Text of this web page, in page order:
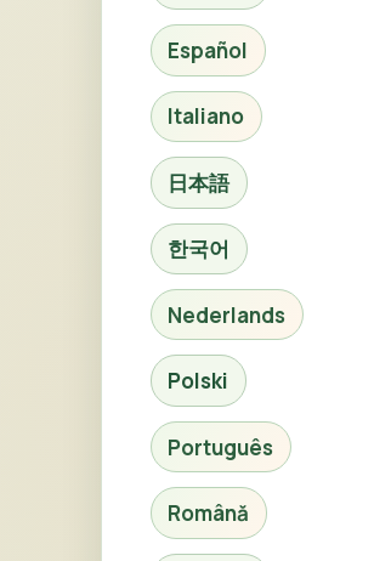
Español
Italiano
日本語
한국어
Nederlands
Polski
Português
Română